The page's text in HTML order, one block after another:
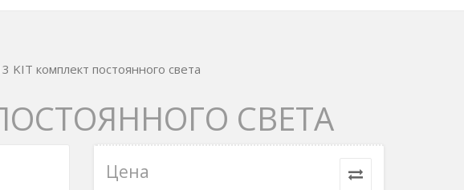
KIT комплект постоянного света
ПОСТОЯННОГО СВЕТА
Цена